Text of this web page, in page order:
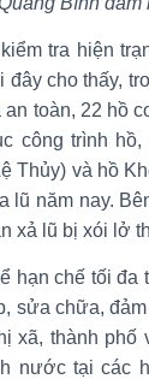
tra hiện
đây cho thấy,
an toàn, 22 hồ
công trình
Thủy) và hồ
lũ năm nay.
xả lũ bị xói lở
hạn chế tối đa
sửa chữa,
xã, thành
nước tại các